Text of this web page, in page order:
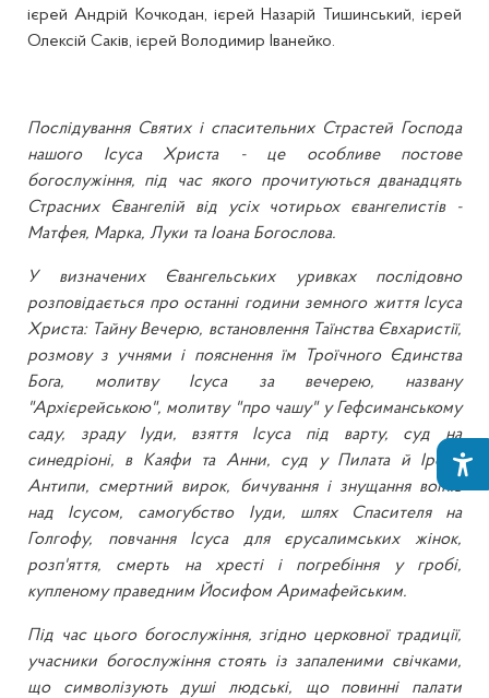
ієрей Андрій Кочкодан, ієрей Назарій Тишинський, ієрей
Олексій Саків, ієрей Володимир Іванейко.
Послідування Святих і спасительних Страстей Господа
нашого Ісуса Христа - це особливе постове
богослужіння, під час якого прочитуються дванадцять
Страсних Євангелій від усіх чотирьох євангелистів -
Матфея, Марка, Луки та Іоана Богослова.
У визначених Євангельських уривках послідовно
розповідається про останні години земного життя Ісуса
Христа: Тайну Вечерю, встановлення Таїнства Євхаристії,
розмову з учнями і пояснення їм Троїчного Єдинства
Бога, молитву Ісуса за вечерею, названу
"Архієрейською", молитву "про чашу" у Гефсиманському
саду, зраду Іуди, взяття Ісуса під варту, суд на
синедріоні, в Каяфи та Анни, суд у Пилата й Ірода
Антипи, смертний вирок, бичування і знущання воїнів
над Ісусом, самогубство Іуди, шлях Спасителя на
Голгофу, повчання Ісуса для єрусалимських жінок,
розп'яття, смерть на хресті і погребіння у гробі,
купленому праведним Йосифом Аримафейським.
Під час цього богослужіння, згідно церковної традиції,
учасники богослужіння стоять із запаленими свічками,
що символізують душі людські, що повинні палати